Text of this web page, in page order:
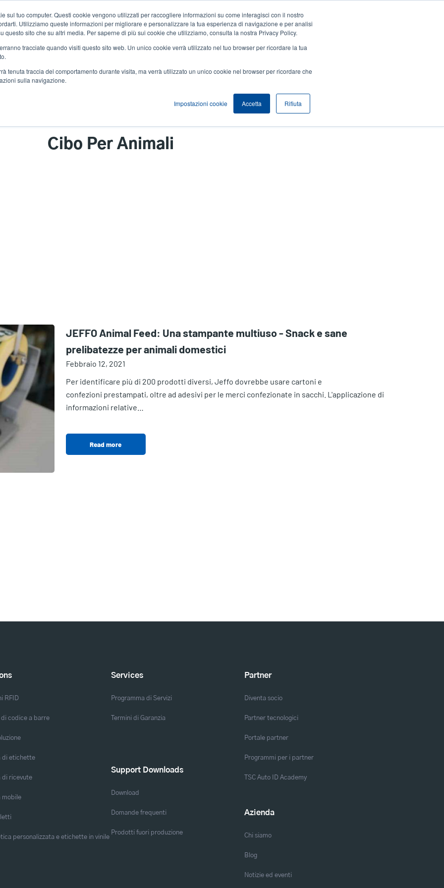
sul tuo computer. Questi cookie vengono utilizzati per raccogliere informazioni su come interagisci con il nostro
Utilizziamo queste informazioni per migliorare e personalizzare la tua esperienza di navigazione e per analisi
questo sito che su altri media. Per saperne di più sui cookie che utilizziamo, consulta la nostra Privacy Policy.
tracciate quando visiti questo sito web. Un unico cookie verrà utilizzato nel tuo browser per ricordare la tua
tenuta traccia del comportamento durante visita, ma verrà utilizzato un unico cookie nel browser per ricordare che
sulla navigazione.
Impostazioni cookie Accetta Rifiuta
User
account
Notizie ed eventi Azienda
User
Anonymous
Accedi / Registrati
Servizi Supporto e download Partner Seleziona Prodotti
Cibo Per Animali
JEFFO Animal Feed: Una stampante multiuso - Snack e sane
prelibatezze per animali domestici
Febbraio 12, 2021
Per identificare più di 200 prodotti diversi, Jeffo dovrebbe usare cartoni e
confezioni prestampati, oltre ad adesivi per le merci confezionate in sacchi. L'applicazione di
informazioni relative…
Read more
RFID
codice a barre
di etichette
di ricevute
mobile
personalizzata e etichette in vinile
Services
Programma di Servizi
Termini di Garanzia
Support Downloads
Download
Domande frequenti
Prodotti fuori produzione
Partner
Diventa socio
Partner tecnologici
Portale partner
Programmi per i partner
TSC Auto ID Academy
Azienda
Chi siamo
Blog
Notizie ed eventi